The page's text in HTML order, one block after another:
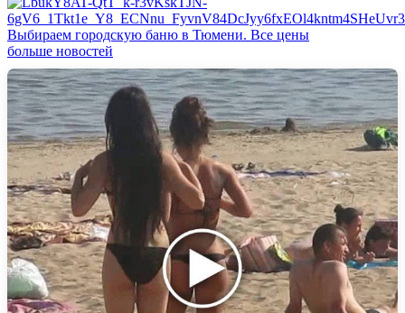
Выбираем городскую баню в Тюмени. Все цены
больше новостей